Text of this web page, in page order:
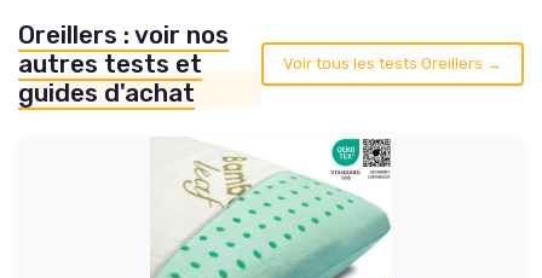
Oreillers : voir nos
autres tests et
guides d'achat
Voir tous les tests Oreillers →